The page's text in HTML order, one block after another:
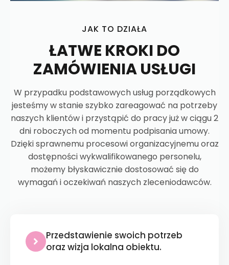
JAK TO DZIAŁA
ŁATWE KROKI DO
ZAMÓWIENIA USŁUGI
W przypadku podstawowych usług porządkowych
jesteśmy w stanie szybko zareagować na potrzeby
naszych klientów i przystąpić do pracy już w ciągu 2
dni roboczych od momentu podpisania umowy.
Dzięki sprawnemu procesowi organizacyjnemu oraz
dostępności wykwalifikowanego personelu,
możemy błyskawicznie dostosować się do
wymagań i oczekiwań naszych zleceniodawców.
Przedstawienie swoich potrzeb
oraz wizja lokalna obiektu.